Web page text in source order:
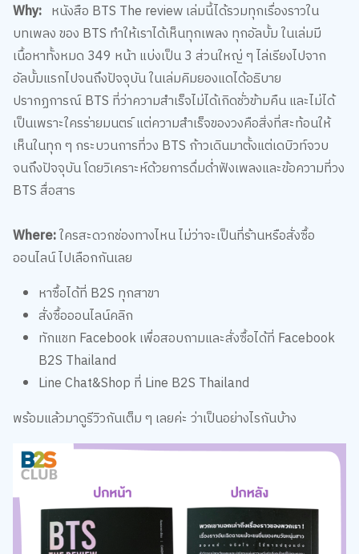
Why: หนังสือ BTS The review เล่มนี้ได้รวมทุกเรื่องราวใน
บทเพลง ของ BTS ทำให้เราได้เห็นทุกเพลง ทุกอัลบั้ม ในเล่มมี
เนื้อหาทั้งหมด 349 หน้า แบ่งเป็น 3 ส่วนใหญ่ ๆ ไล่เรียงไปจาก
อัลบั้มแรกไปจนถึงปัจจุบัน ในเล่มคิมยองแดได้อธิบาย
ปรากฏการณ์ BTS ที่ว่าความสำเร็จไม่ได้เกิดชั่วข้ามคืน และไม่ได้
เป็นเพราะใครร่ายมนตร์ แต่ความสำเร็จของวงคือสิ่งที่สะท้อนให้
เห็นในทุก ๆ กระบวนการที่วง BTS ก้าวเดินมาตั้งแต่เดบิวท์จวบ
จนถึงปัจจุบัน โดยวิเคราะห์ด้วยการดื่มด่ำฟังเพลงและข้อความที่วง
BTS สื่อสาร
Where:ใครสะดวกช่องทางไหน ไม่ว่าจะเป็นที่ร้านหรือสั่งซื้อ
ออนไลน์ ไปเลือกกันเลย
หาซื้อได้ที่ B2S ทุกสาขา
สั่งซื้อออนไลน์คลิก
ทักแชท Facebook เพื่อสอบถามและสั่งซื้อได้ที่ Facebook
B2S Thailand
Line Chat&Shop ที่ Line B2S Thailand
พร้อมแล้วมาดูรีวิวกันเต็ม ๆ เลยค่ะ ว่าเป็นอย่างไรกันบ้าง